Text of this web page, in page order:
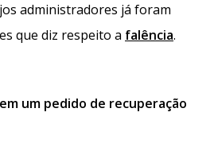
administradores já foram
que diz respeito a falência.
um pedido de recuperação